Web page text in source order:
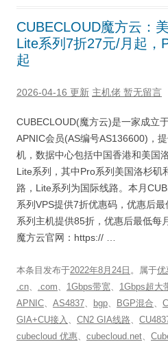
CUBECLOUD魔方云：
Lite系列7折27元/月起，
起
2026-04-16 更新 主机佬 暂无留言
CUBECLOUD(魔方云)是一家成立
APNIC会员(AS编号AS136600)，
机，数据中心包括中国香港和美国
Lite系列，其中Pro系列美国洛杉矶
路，Lite系列为国际线路。本月
系列VPS提供7折优惠码，优惠后
系列主机提供85折，优惠后最低每
魔方云官网：https:// …
本条目发布于2022年8月24日 。属于优
.cn、 .com、 1Gbps带宽、 1Gbps超大
APNIC、 AS4837、 bgp、 BGP混合、
GIA+CU接入 、 CN2 GIA线路、
cubecloud 优惠、 cubecloud.net、